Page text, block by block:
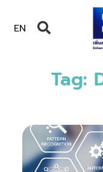
EN
Tag: